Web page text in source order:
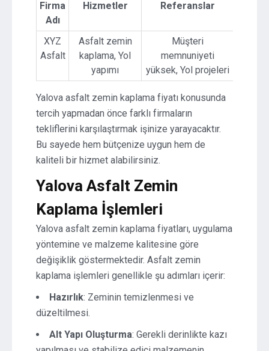
Firma
Adı
Hizmetler Referanslar
XYZ
Asfalt
Asfalt zemin
kaplama, Yol
yapımı
Müşteri
memnuniyeti
yüksek, Yol projeleri
Yalova asfalt zemin kaplama fiyatı konusunda
tercih yapmadan önce farklı firmaların
tekliflerini karşılaştırmak işinize yarayacaktır.
Bu sayede hem bütçenize uygun hem de
kaliteli bir hizmet alabilirsiniz.
Yalova Asfalt Zemin
Kaplama İşlemleri
Yalova asfalt zemin kaplama fiyatları, uygulama
yöntemine ve malzeme kalitesine göre
değişiklik göstermektedir. Asfalt zemin
kaplama işlemleri genellikle şu adımları içerir:
Hazırlık: Zeminin temizlenmesi ve
düzeltilmesi.
Alt Yapı Oluşturma: Gerekli derinlikte kazı